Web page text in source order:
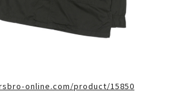
online.com/product/15850